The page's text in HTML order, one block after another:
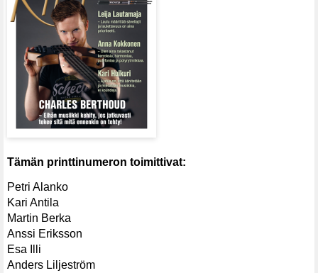
Tämän printtinumeron toimittivat:
Petri Alanko
Kari Antila
Martin Berka
Anssi Eriksson
Esa Illi
Anders Liljeström